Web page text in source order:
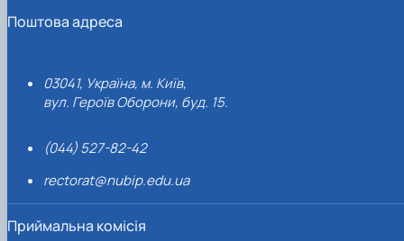
Поштова адреса
03041, Україна, м. Київ,
вул. Героїв Оборони, буд. 15.
(044) 527-82-42
rectorat@nubip.edu.ua
Приймальна комісія